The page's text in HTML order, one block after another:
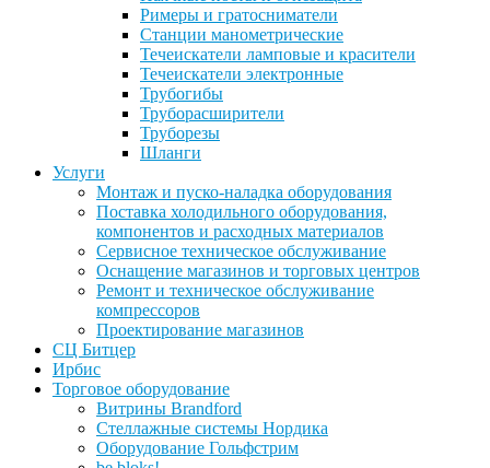
Римеры и гратосниматели
Станции манометрические
Течеискатели ламповые и красители
Течеискатели электронные
Трубогибы
Труборасширители
Труборезы
Шланги
Услуги
Монтаж и пуско-наладка оборудования
Поставка холодильного оборудования,
компонентов и расходных материалов
Сервисное техническое обслуживание
Оснащение магазинов и торговых центров
Ремонт и техническое обслуживание
компрессоров
Проектирование магазинов
СЦ Битцер
Ирбис
Торговое оборудование
Витрины Brandford
Стеллажные системы Нордика
Оборудование Гольфстрим